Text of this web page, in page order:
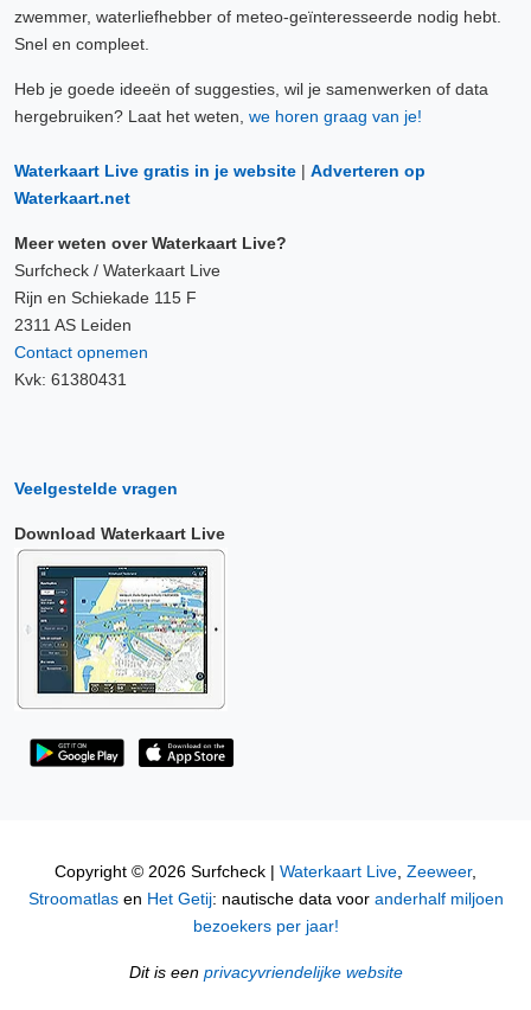
zwemmer, waterliefhebber of meteo-geïnteresseerde nodig hebt.
Snel en compleet.
Heb je goede ideeën of suggesties, wil je samenwerken of data
hergebruiken? Laat het weten, we horen graag van je!
Waterkaart Live gratis in je website | Adverteren op
Waterkaart.net
Meer weten over Waterkaart Live?
Surfcheck / Waterkaart Live
Rijn en Schiekade 115 F
2311 AS Leiden
Contact opnemen
Kvk: 61380431
Veelgestelde vragen
Download Waterkaart Live
Copyright © 2026 Surfcheck | Waterkaart Live, Zeeweer,
Stroomatlasen Het Getij: nautische data voor anderhalf miljoen
bezoekers per jaar!
Dit is een privacyvriendelijke website